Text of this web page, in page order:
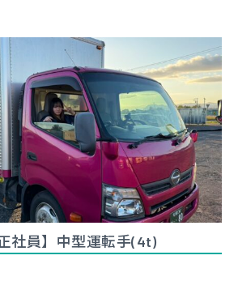
社員】中型運転手(4t)